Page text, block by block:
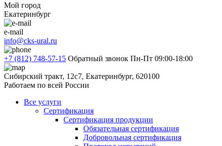
Мой город
Екатеринбург
e-mail
info@cks-ural.ru
+7 (812) 748-57-15 Обратный звонок Пн-Пт 09:00-18:00
Сибирский тракт, 12с7, Екатеринбург, 620100
Работаем по всей России
Все услуги
Сертификация
Сертификация продукции
Обязательная сертификация
Добровольная сертификация